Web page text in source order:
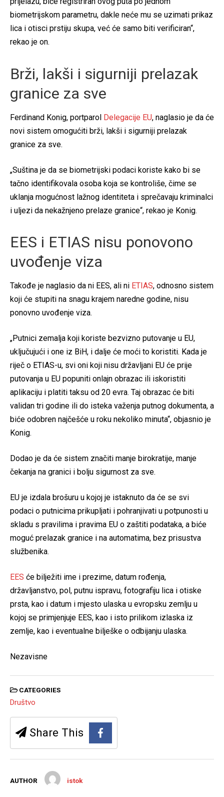
biometrijskom parametru, dakle neće mu se uzimati prikaz
lica i otisci prstiju skupa, već će samo biti verificiran“,
rekao je on.
Brži, lakši i sigurniji prelazak
granice za sve
Ferdinand Konig, portparol Delegacije EU, naglasio je da će
novi sistem omogućiti brži, lakši i sigurniji prelazak
granice za sve.
„Suština je da se biometrijski podaci koriste kako bi se
tačno identifikovala osoba koja se kontroliše, čime se
uklanja mogućnost lažnog identiteta i sprečavaju kriminalci
i uljezi da nekažnjeno prelaze granice“, rekao je Konig.
EES i ETIAS nisu ponovono
uvođenje viza
Takođe je naglasio da ni EES, ali ni ETIAS, odnosno sistem
koji će stupiti na snagu krajem naredne godine, nisu
ponovno uvođenje viza.
„Putnici zemalja koji koriste bezvizno putovanje u EU,
uključujući i one iz BiH, i dalje će moći to koristiti. Kada je
riječ o ETIAS-u, svi oni koji nisu državljani EU će prije
putovanja u EU popuniti onlajn obrazac ili iskoristiti
aplikaciju i platiti taksu od 20 evra. Taj obrazac će biti
validan tri godine ili do isteka važenja putnog dokumenta, a
biće odobren najčešće u roku nekoliko minuta“, objasnio je
Konig.
Dodao je da će sistem značiti manje birokratije, manje
čekanja na granici i bolju sigurnost za sve.
EU je izdala brošuru u kojoj je istaknuto da će se svi
podaci o putnicima prikupljati i pohranjivati u potpunosti u
skladu s pravilima i pravima EU o zaštiti podataka, a biće
moguć prelazak granice i na automatima, bez prisustva
službenika.
EES će bilježiti ime i prezime, datum rođenja,
državljanstvo, pol, putnu ispravu, fotografiju lica i otiske
prsta, kao i datum i mjesto ulaska u evropsku zemlju u
kojoj se primjenjuje EES, kao i isto prilikom izlaska iz
zemlje, kao i eventualne bilješke o odbijanju ulaska.
Nezavisne
CATEGORIES
Društvo
Share This
AUTHOR istok